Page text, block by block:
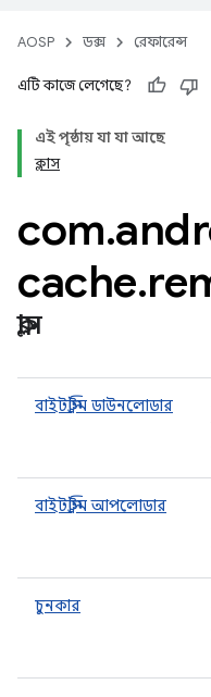
AOSP ডক্স রেফারেন্স
এটি কাজে লেগেছে?
এই পৃষ্ঠায় যা যা আছে
ক্লাস
com.
cache.
ক্লাস
বাইটস্ট্রিম ডাউনলোডার
বাইটস্ট্রিম আপলোডার
চুনকার